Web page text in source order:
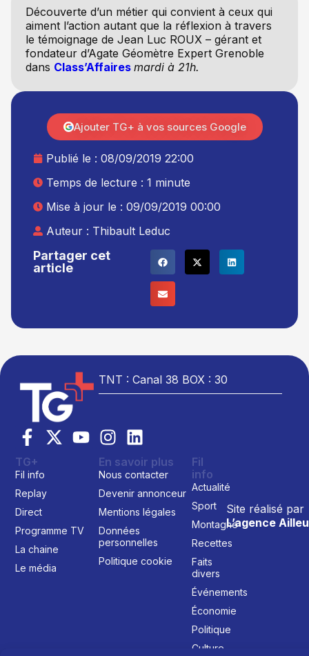
Découverte d’un métier qui convient à ceux qui
aiment l’action autant que la réflexion à travers
le témoignage de Jean Luc ROUX – gérant et
fondateur d’Agate Géomètre Expert Grenoble
dans Class’Affaires mardi à 21h.
Partager cet
article
Publié le : 08/09/2019 22:00
Temps de lecture : 1 minute
Mise à jour le : 09/09/2019 00:00
Auteur : Thibault Leduc
Ajouter TG+ à vos sources Google
TNT : Canal 38 BOX : 30
Site réalisé par
L’agence
TG+
Fil info
Replay
Direct
Programme TV
La chaine
Le média
En savoir plus
Nous contacter
Devenir annonceur
Mentions légales
Données
personnelles
Politique cookie
Fil
info
Actualité
Sport
Montagne
Recettes
Faits
divers
Événements
Économie
Politique
Culture